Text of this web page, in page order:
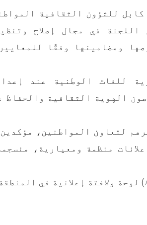
للشؤون الثقافية
اللجنة في مجال إصلاح
ومضامينها وفقًا
للغات الوطنية عند
الهوية الثقافية والحفاظ
لتعاون المواطنين،
منظمة ومعيارية،